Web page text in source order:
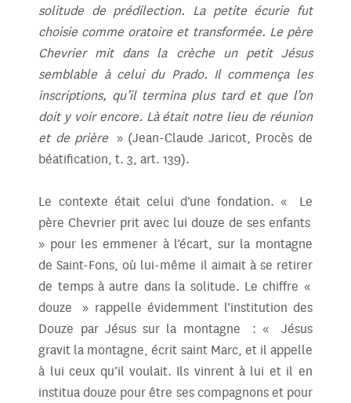
solitude de prédilection. La petite écurie fut
choisie comme oratoire et transformée. Le père
Chevrier mit dans la crèche un petit Jésus
semblable à celui du Prado. Il commença les
inscriptions, qu’il termina plus tard et que l’on
doit y voir encore. Là était notre lieu de réunion
et de prière » (Jean-Claude Jaricot, Procès de
béatification, t. 3, art. 139).
Le contexte était celui d’une fondation. « Le
père Chevrier prit avec lui douze de ses enfants
» pour les emmener à l’écart, sur la montagne
de Saint-Fons, où lui-même il aimait à se retirer
de temps à autre dans la solitude. Le chiffre «
douze » rappelle évidemment l’institution des
Douze par Jésus sur la montagne : « Jésus
gravit la montagne, écrit saint Marc, et il appelle
à lui ceux qu’il voulait. Ils vinrent à lui et il en
institua douze pour être ses compagnons et pour